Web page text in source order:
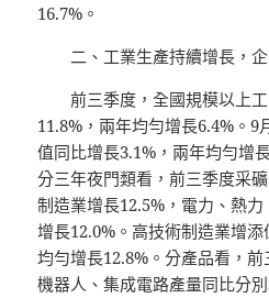
16.7%。
二、工業生產持續增長，
前三季度，全國規模以上
11.8%，兩年均勻增長6.4%。9
值同比增長3.1%，兩年均勻增
分三年夜門類看，前三季度采
制造業增長12.5%，電力、熱
增長12.0%。高技術制造業增
均勻增長12.8%。分產品看，
機器人、集成電路產量同比分